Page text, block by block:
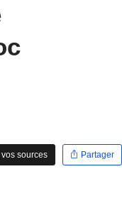
sources
Partager